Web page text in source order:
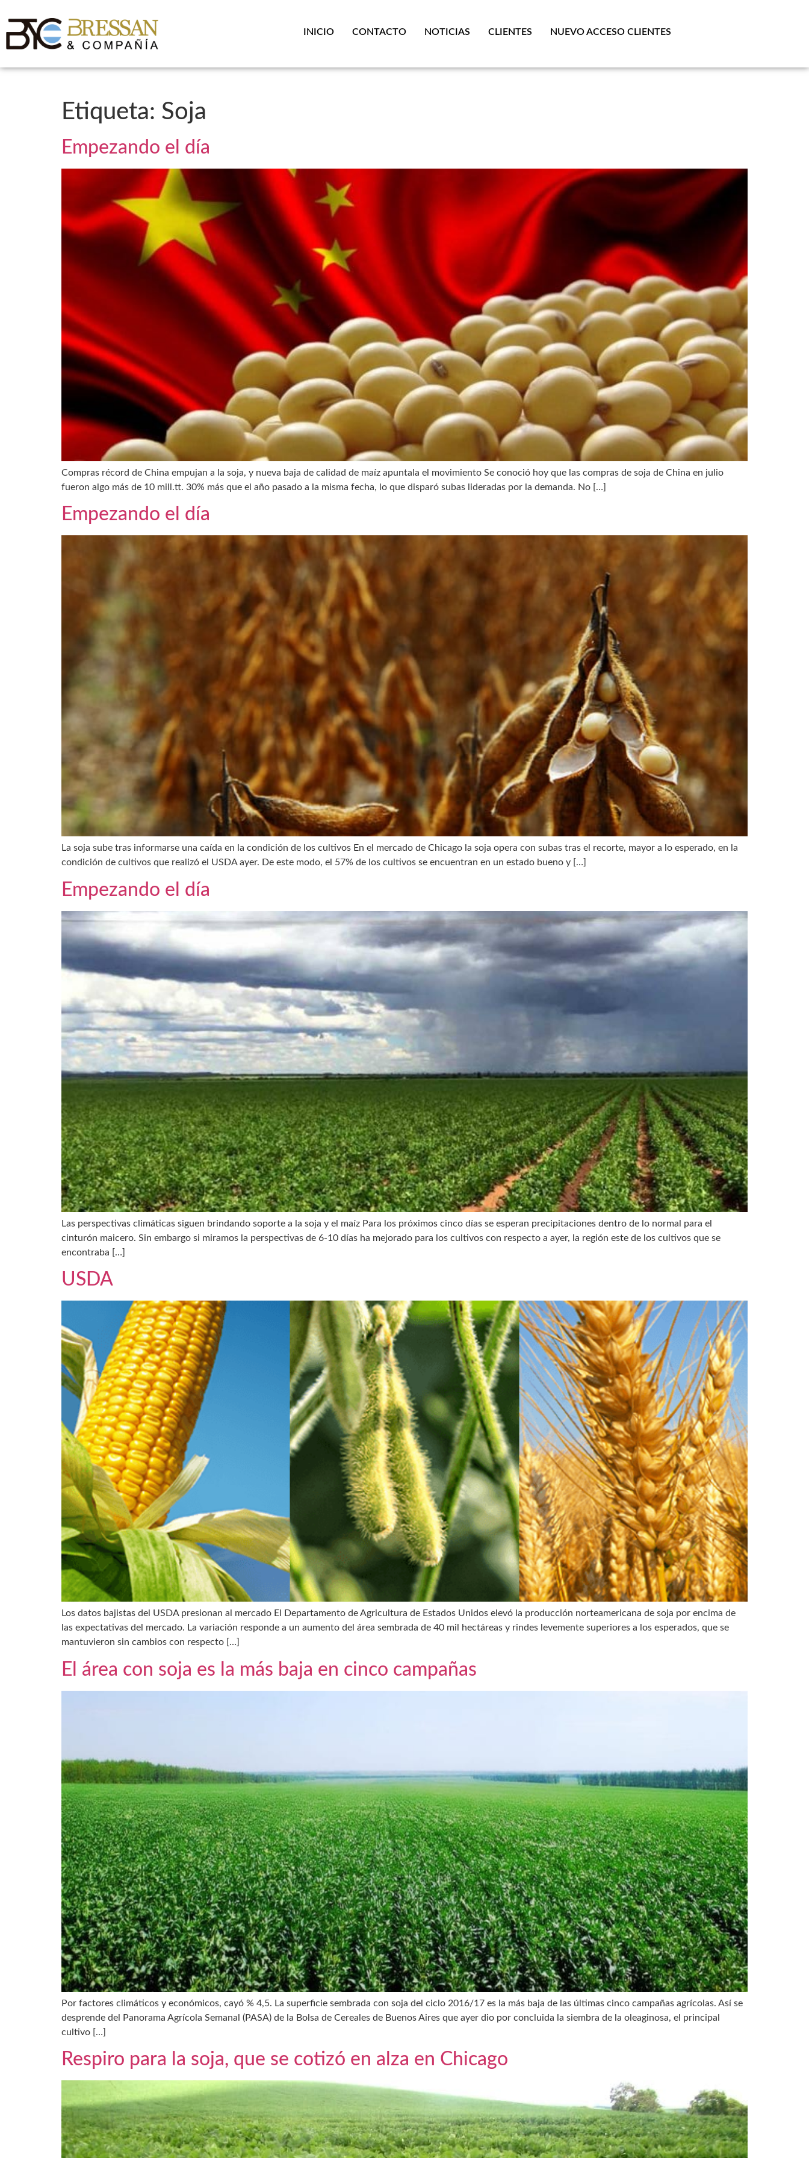
INICIO CONTACTO NOTICIAS CLIENTES NUEVO ACCESO CLIENTES
Etiqueta: Soja
Empezando el día
Compras récord de China empujan a la soja, y nueva baja de calidad de maíz apuntala el movimiento Se conoció hoy que las compras de soja de China en julio
fueron algo más de 10 mill.tt. 30% más que el año pasado a la misma fecha, lo que disparó subas lideradas por la demanda. No […]
Empezando el día
La soja sube tras informarse una caída en la condición de los cultivos En el mercado de Chicago la soja opera con subas tras el recorte, mayor a lo esperado, en la
condición de cultivos que realizó el USDA ayer. De este modo, el 57% de los cultivos se encuentran en un estado bueno y […]
Empezando el día
Las perspectivas climáticas siguen brindando soporte a la soja y el maíz Para los próximos cinco días se esperan precipitaciones dentro de lo normal para el
cinturón maicero. Sin embargo si miramos la perspectivas de 6-10 días ha mejorado para los cultivos con respecto a ayer, la región este de los cultivos que se
encontraba […]
USDA
Los datos bajistas del USDA presionan al mercado El Departamento de Agricultura de Estados Unidos elevó la producción norteamericana de soja por encima de
las expectativas del mercado. La variación responde a un aumento del área sembrada de 40 mil hectáreas y rindes levemente superiores a los esperados, que se
mantuvieron sin cambios con respecto […]
El área con soja es la más baja en cinco campañas
Por factores climáticos y económicos, cayó % 4,5. La superficie sembrada con soja del ciclo 2016/17 es la más baja de las últimas cinco campañas agrícolas. Así se
desprende del Panorama Agrícola Semanal (PASA) de la Bolsa de Cereales de Buenos Aires que ayer dio por concluida la siembra de la oleaginosa, el principal
cultivo […]
Respiro para la soja, que se cotizó en alza en Chicago